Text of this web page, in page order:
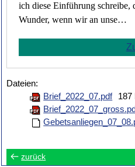
ich diese Einführung
Wunder, wenn wir an unse…
Dateien:
Brief_2022_07.pdf
187
zurück